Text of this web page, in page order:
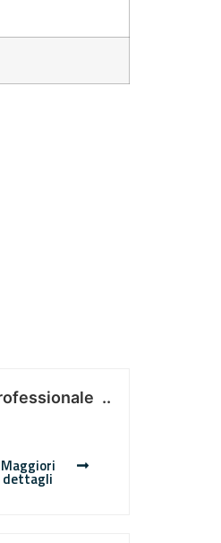
..
Maggiori
dettagli